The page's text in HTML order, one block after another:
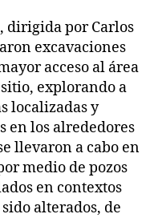
dirigida por Carlos
excavaciones
acceso al área
explorando a
localizadas y
en los alrededores
llevaron a cabo en
medio de pozos
en contextos
alterados, de